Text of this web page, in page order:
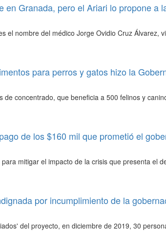
en Granada, pero el Ariari lo propone a
el nombre del médico Jorge Ovidio Cruz Álvarez,
para perros y gatos hizo la
de concentrado, que beneficia a 500 felinos y
de los $160 mil que prometió el
mitigar el impacto de la crisis que presenta el
por incumplimiento de la
del proyecto, en diciembre de 2019, 30